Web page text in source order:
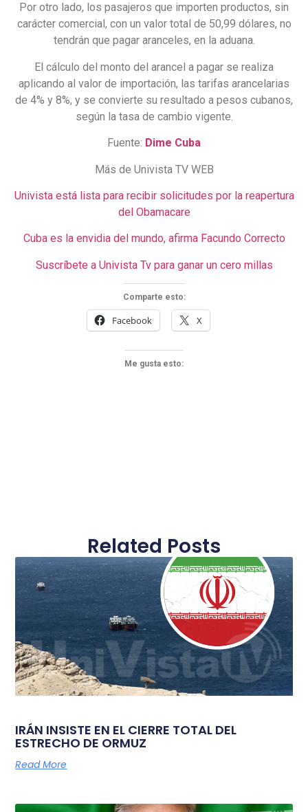
Por otro lado, los pasajeros que importen productos, sin
carácter comercial, con un valor total de 50,99 dólares, no
tendrán que pagar aranceles, en la aduana.
El cálculo del monto del arancel a pagar se realiza
aplicando al valor de importación, las tarifas arancelarias
de 4% y 8%, y se convierte su resultado a pesos cubanos,
según la tasa de cambio vigente.
Fuente: Dime Cuba
Más de Univista TV WEB
Univista está lista para recibir solicitudes por la reapertura
del Obamacare
Cuba es la envidia del mundo, afirma Facundo Correcto
Suscríbete a Univista Tv para ganar un cero millas
Comparte esto:
Facebook X
Me gusta esto:
Related Posts
IRÁN INSISTE EN EL CIERRE TOTAL DEL
ESTRECHO DE ORMUZ
Read More